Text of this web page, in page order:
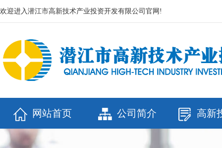
欢迎进入潜江市高新技术产业投资开发有限公司官网!
网站首页 公司简介 高新